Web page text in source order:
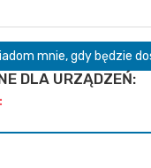
mnie, gdy będzie
DLA URZĄDZEŃ: